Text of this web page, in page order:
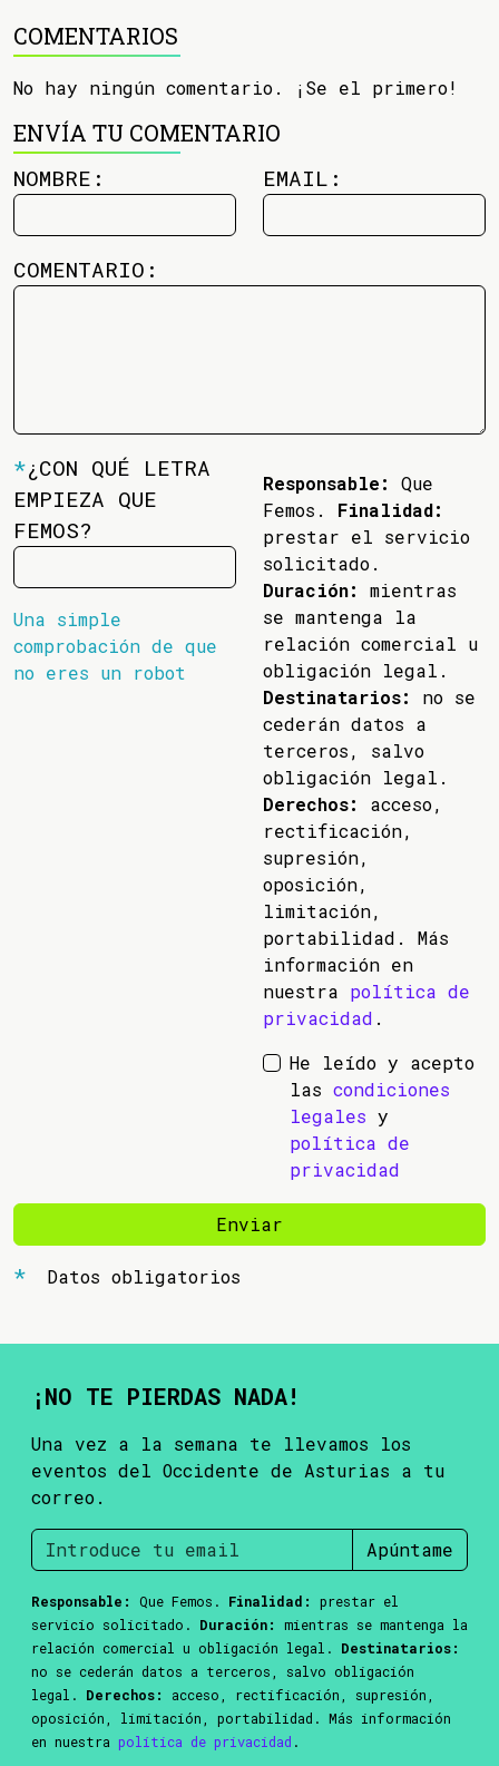
COMENTARIOS
No hay ningún comentario. ¡Se el primero!
ENVÍA TU COMENTARIO
NOMBRE: EMAIL:
COMENTARIO:
*¿CON QUÉ LETRA
EMPIEZA QUE
FEMOS?
Una simple
comprobación de que
no eres un robot
Responsable:
Que
Femos. Finalidad:
prestar el servicio
solicitado.
Duración:
mientras
se mantenga la
relación comercial u
obligación legal.
Destinatarios:
no se
cederán datos a
terceros, salvo
obligación legal.
Derechos:
acceso,
rectificación,
supresión,
oposición,
limitación,
portabilidad. Más
información en
nuestra política de
privacidad .
He leído y acepto
las condiciones
legales y
política de
privacidad
Enviar
Datos obligatorios
¡NO TE PIERDAS NADA!
Una vez a la semana te llevamos los
eventos del Occidente de Asturias a tu
correo.
Apúntame
Responsable: Que Femos. Finalidad:
prestar el
servicio solicitado. Duración:
mientras se mantenga la
relación comercial u obligación legal. Destinatarios:
no se cederán datos a terceros, salvo obligación
legal. Derechos:
acceso, rectificación, supresión,
oposición, limitación, portabilidad. Más información
en nuestra política de privacidad .